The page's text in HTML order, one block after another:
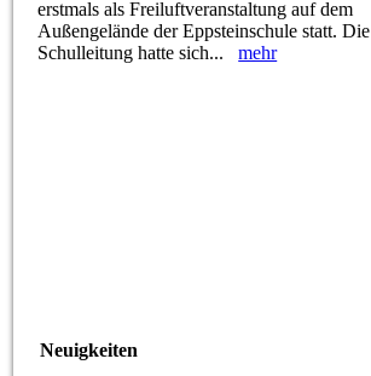
erstmals als Freiluftveranstaltung auf dem
Außengelände der Eppsteinschule statt. Die
Schulleitung hatte sich...mehr
Neuigkeiten